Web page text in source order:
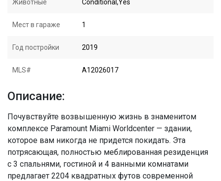
Животные Conditional,Yes
Мест в гараже 1
Год постройки 2019
MLS# A12026017
Описание:
Почувствуйте возвышенную жизнь в знаменитом
комплексе Paramount Miami Worldcenter — здании,
которое вам никогда не придется покидать. Эта
потрясающая, полностью меблированная резиденция
с 3 спальнями, гостиной и 4 ванными комнатами
предлагает 2204 квадратных футов современной